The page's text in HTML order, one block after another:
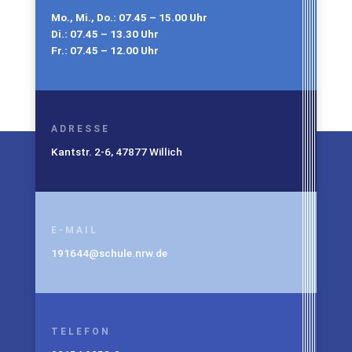
Mo., Mi., Do.: 07.45 – 15.00 Uhr
Di.: 07.45 – 13.30 Uhr
Fr.: 07.45 – 12.00 Uhr
ADRESSE
Kantstr. 2-6, 47877 Willich
E-MAIL
191644@schule.nrw.de
TELEFON